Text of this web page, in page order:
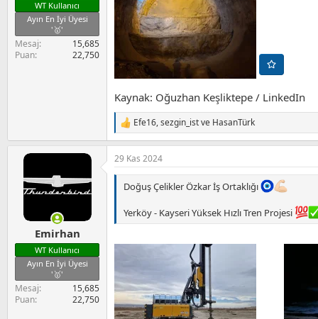
WT Kullanıcı
Ayın En İyi Üyesi
'🥇'
Mesaj
15,685
Puan
22,750
Kaynak: Oğuzhan Keşliktepe / LinkedIn
T
e
p
k
i
Efe16,sezgin_istve HasanTürk
Emirhan
WT Kullanıcı
Ayın En İyi Üyesi
'🥇'
Mesaj
15,685
Puan
22,750
29 Kas 2024
Doğuş Çelikler Özkar İş Ortaklığı
Yerköy - Kayseri Yüksek Hızlı Tren Projesi